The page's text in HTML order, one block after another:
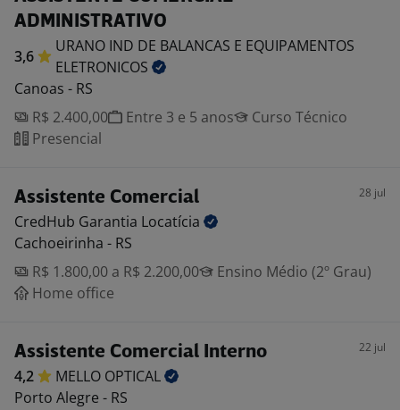
ADMINISTRATIVO
3,6
URANO IND DE BALANCAS E EQUIPAMENTOS
ELETRONICOS
Canoas - RS
R$ 2.400,00
Entre 3 e 5 anos
Curso Técnico
Presencial
Assistente Comercial 28 jul
CredHub Garantia Locatícia
Cachoeirinha - RS
R$ 1.800,00 a R$ 2.200,00
Ensino Médio (2º Grau)
Home office
Assistente Comercial Interno 22 jul
4,2 MELLO OPTICAL
Porto Alegre - RS